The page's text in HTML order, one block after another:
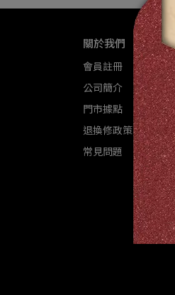
關於我們
會員註冊
公司簡介
門市據點
退換修政策
常見問題